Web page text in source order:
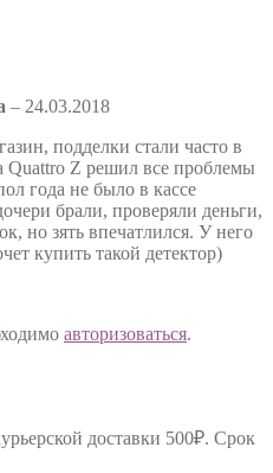
– 24.03.2018
подделки стали часто в
Quattro Z решил все проблемы
года не было в кассе
брали, проверяли деньги,
но зять впечатлился. У него
купить такой детектор)
авторизоваться.
доставки 500₽. Срок